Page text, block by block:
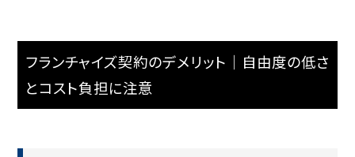
フランチャイズ契約のデメリット｜自由度の低さ
とコスト負担に注意